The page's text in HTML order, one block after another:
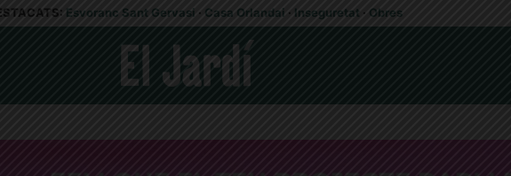
Esvoranc Sant Gervasi · Casa Orlandai · Inseguretat · Obres